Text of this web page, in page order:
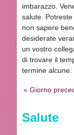
imbarazzo.
salute.
non sapere
desiderate
un vostro
di trovare il
termine alcune.
« Giorno
Salute